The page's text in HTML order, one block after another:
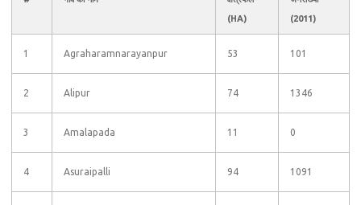
(HA)
(2011)
1 Agraharamnarayanpur 53 101
2 Alipur 74 1346
3 Amalapada 11 0
4 Asuraipalli 94 1091